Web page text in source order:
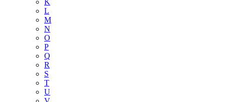
L
M
N
O
P
Q
R
S
T
U